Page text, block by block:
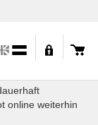
online weiterhin